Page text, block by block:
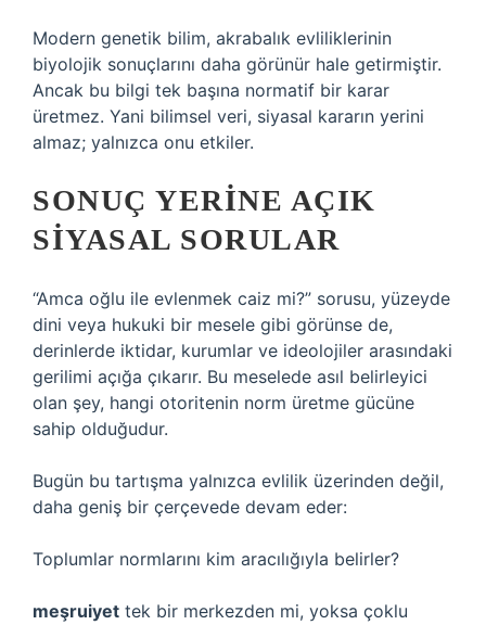
Modern genetik bilim, akrabalık evliliklerinin
biyolojik sonuçlarını daha görünür hale getirmiştir.
Ancak bu bilgi tek başına normatif bir karar
üretmez. Yani bilimsel veri, siyasal kararın yerini
almaz; yalnızca onu etkiler.
SONUÇ YERINE AÇIK
SIYASAL SORULAR
“Amca oğlu ile evlenmek caiz mi?” sorusu, yüzeyde
dini veya hukuki bir mesele gibi görünse de,
derinlerde iktidar, kurumlar ve ideolojiler arasındaki
gerilimi açığa çıkarır. Bu meselede asıl belirleyici
olan şey, hangi otoritenin norm üretme gücüne
sahip olduğudur.
Bugün bu tartışma yalnızca evlilik üzerinden değil,
daha geniş bir çerçevede devam eder:
Toplumlar normlarını kim aracılığıyla belirler?
meşruiyet tek bir merkezden mi, yoksa çoklu